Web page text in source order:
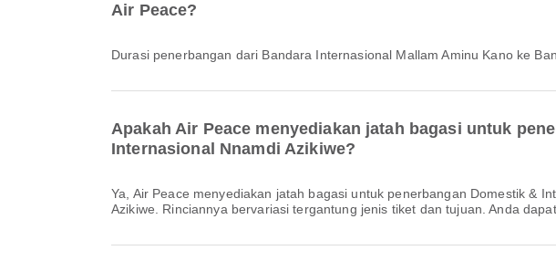
Air Peace?
Durasi penerbangan dari Bandara Internasional Mallam Aminu Kano ke
Apakah Air Peace menyediakan jatah bagasi untuk
Internasional Nnamdi Azikiwe?
Ya, Air Peace menyediakan jatah bagasi untuk penerbangan Domestik & Internasional dari Bandara Internasional Mallam Aminu Kano ke Bandara Internasional Nnamdi
Azikiwe. Rinciannya bervariasi tergantung jenis tiket dan tujuan. Anda